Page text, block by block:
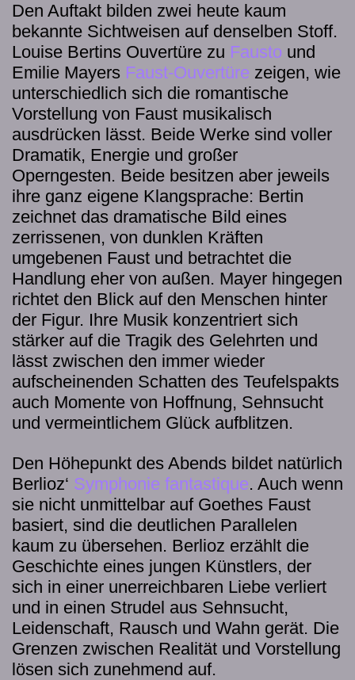
Den Auftakt bilden zwei heute kaum
bekannte Sichtweisen auf denselben Stoff.
Louise Bertins Ouvertüre zu Fausto und
Emilie Mayers Faust-Ouvertüre zeigen, wie
unterschiedlich sich die romantische
Vorstellung von Faust musikalisch
ausdrücken lässt. Beide Werke sind voller
Dramatik, Energie und großer
Operngesten. Beide besitzen aber jeweils
ihre ganz eigene Klangsprache: Bertin
zeichnet das dramatische Bild eines
zerrissenen, von dunklen Kräften
umgebenen Faust und betrachtet die
Handlung eher von außen. Mayer hingegen
richtet den Blick auf den Menschen hinter
der Figur. Ihre Musik konzentriert sich
stärker auf die Tragik des Gelehrten und
lässt zwischen den immer wieder
aufscheinenden Schatten des Teufelspakts
auch Momente von Hoffnung, Sehnsucht
und vermeintlichem Glück aufblitzen.
Den Höhepunkt des Abends bildet natürlich
Berlioz‘ Symphonie fantastique. Auch wenn
sie nicht unmittelbar auf Goethes Faust
basiert, sind die deutlichen Parallelen
kaum zu übersehen. Berlioz erzählt die
Geschichte eines jungen Künstlers, der
sich in einer unerreichbaren Liebe verliert
und in einen Strudel aus Sehnsucht,
Leidenschaft, Rausch und Wahn gerät. Die
Grenzen zwischen Realität und Vorstellung
lösen sich zunehmend auf.